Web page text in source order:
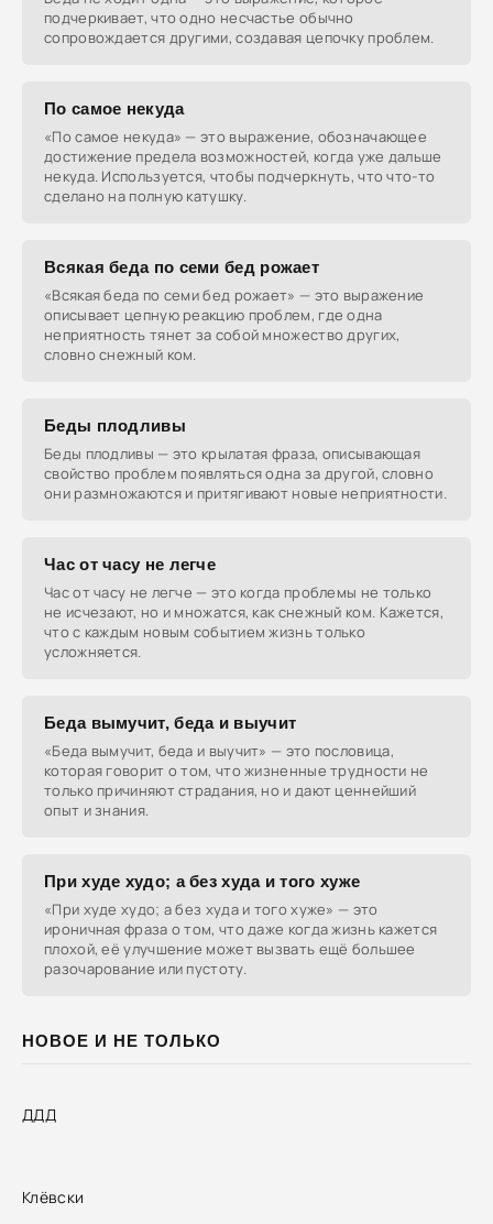
НОВОЕ И НЕ ТОЛЬКО
ДДД
Клёвски
подчеркивает, что одно несчастье обычно
сопровождается другими, создавая цепочку проблем.
По самое некуда
«По самое некуда» — это выражение, обозначающее
достижение предела возможностей, когда уже дальше
некуда. Используется, чтобы подчеркнуть, что что-то
сделано на полную катушку.
Всякая беда по семи бед рожает
«Всякая беда по семи бед рожает» — это выражение
описывает цепную реакцию проблем, где одна
неприятность тянет за собой множество других,
словно снежный ком.
Беды плодливы
Беды плодливы — это крылатая фраза, описывающая
свойство проблем появляться одна за другой, словно
они размножаются и притягивают новые неприятности.
Час от часу не легче
Час от часу не легче — это когда проблемы не только
не исчезают, но и множатся, как снежный ком. Кажется,
что с каждым новым событием жизнь только
усложняется.
Беда вымучит, беда и выучит
«Беда вымучит, беда и выучит» — это пословица,
которая говорит о том, что жизненные трудности не
только причиняют страдания, но и дают ценнейший
опыт и знания.
При худе худо; а без худа и того хуже
«При худе худо; а без худа и того хуже» — это
ироничная фраза о том, что даже когда жизнь кажется
плохой, её улучшение может вызвать ещё большее
разочарование или пустоту.